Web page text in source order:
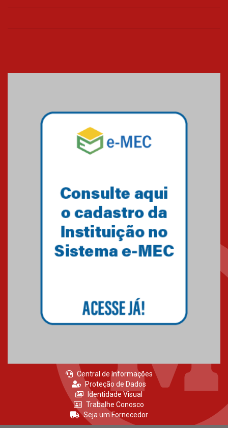
UTI's inteligentes
referência mundial em
Pós-Asco: evento do HUEM
debate novidades sobre
estudos e tratamentos contra
o câncer
MackPesquisa 2026 prorroga
inscrições até 14 de agosto
15.06.2026
Central de Informações
Proteção de Dados
Identidade Visual
Trabalhe Conosco
Seja um Fornecedor